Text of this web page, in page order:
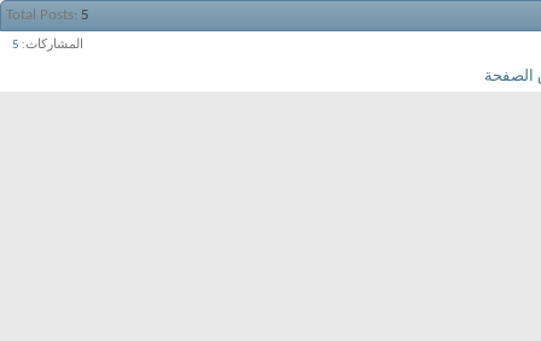
Total Posts 5
المشاركات 5
الصفحة